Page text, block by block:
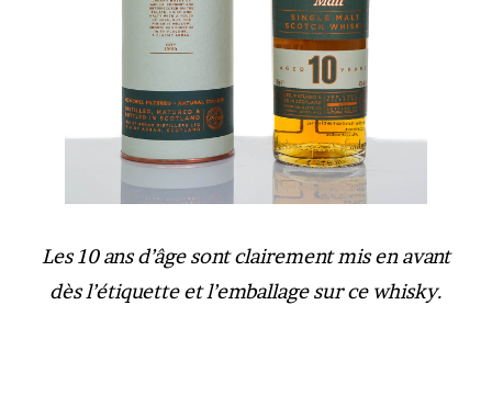
Les 10 ans d’âge sont clairement mis en avant
dès l’étiquette et l’emballage sur ce whisky.